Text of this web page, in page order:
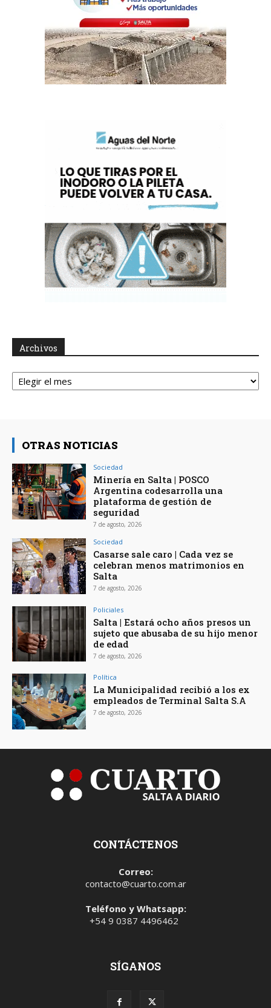
Archivos
Archivos
OTRAS NOTICIAS
Sociedad
Minería en Salta | POSCO
Argentina codesarrolla una
plataforma de gestión de
seguridad
7 de agosto, 2026
Sociedad
Casarse sale caro | Cada vez se
celebran menos matrimonios en
Salta
7 de agosto, 2026
Policiales
Salta | Estará ocho años presos un
sujeto que abusaba de su hijo menor
de edad
7 de agosto, 2026
Política
La Municipalidad recibió a los ex
empleados de Terminal Salta S.A
7 de agosto, 2026
CONTÁCTENOS
Correo:
contacto@cuarto.com.ar
Teléfono y Whatsapp:
+54 9 0387 4496462
SÍGANOS